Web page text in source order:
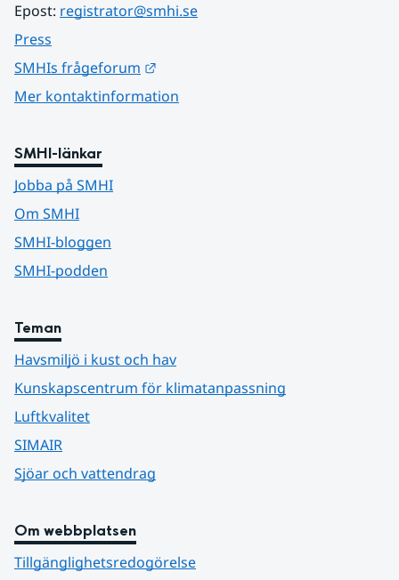
Epost: registrator@smhi.se
Press
SMHIs frågeforum
Mer kontaktinformation
SMHI-länkar
Jobba på SMHI
Om SMHI
SMHI-bloggen
SMHI-podden
Teman
Havsmiljö i kust och hav
Kunskapscentrum för klimatanpassning
Luftkvalitet
SIMAIR
Sjöar och vattendrag
Om webbplatsen
Tillgänglighetsredogörelse